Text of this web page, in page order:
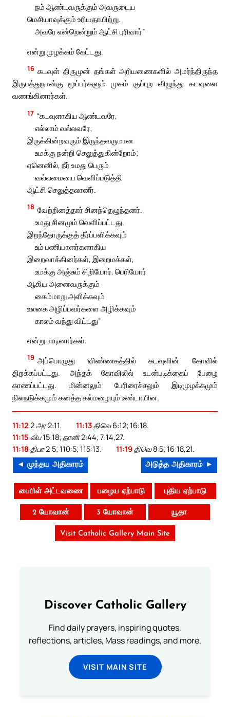
நம் ஆண்டவருக்கும் அவருடைய
மெசியாவுக்கும் உரியதாயிற்று.
அவரே என்றென்றும் ஆட்சி புரிவார்”
என்று முழக்கம் கேட்டது.
16 கடவுள் திருமுன் தங்கள் அரியணைகளில் அமர்ந்திருந்த
இருபத்துநான்கு மூப்பர்களும் முகம் குப்புற விழுந்து கடவுளை
வணங்கினார்கள்.
17 “கடவுளாகிய ஆண்டவரே,
எல்லாம் வல்லவரே,
இருக்கின்றவரும் இருந்தவருமான
உமக்கு நன்றி செலுத்துகின்றோம்;
ஏனெனில், நீர் உமது பெரும்
வல்லமையை வெளிப்படுத்தி
ஆட்சி செலுத்தலானீர்.
18 வேற்றினத்தார் சினந்தெழுந்தனர்.
உமது சினமும் வெளிப்பட்டது.
இறந்தோருக்குத் தீர்ப்பளிக்கவும்
உம் பணியாளர்களாகிய
இறைவாக்கினர்கள், இறைமக்கள்,
உமக்கு அஞ்சும் சிறியோர், பெரியோர்
ஆகிய அனைவருக்கும்
கைம்மாறு அளிக்கவும்
உலகை அழிப்பவர்களை அழிக்கவும்
காலம் வந்து விட்டது”
என்று பாடினார்கள்.
19 அப்பொழுது விண்ணகத்தில் கடவுளின் கோவில்
திறக்கப்பட்டது. அந்தக் கோவிலில் உடன்படிக்கைப் பேழை
காணப்பட்டது. மின்னலும் பேரிரைச்சலும் இடிமுழக்கமும்
நிலநடுக்கமும் கனத்த கல்மழையும் உண்டாயின.
11:12 2 அர 2:11. 11:13திவெ 6:12; 16:18.
11:15 விப 15:18; தானி 2:44; 7:14,27.
11:18 திபா 2:5; 110:5; 115:13. 11:19 திவெ 8:5; 16:18,21.
◄ முந்தய அதிகாரம் அடுத்த அதிகாரம் ►
பைபிள் அட்டவணை பழைய ஏற்பாடு புதிய ஏற்பாடு
2 யோவான் 3 யோவான் யூதா
Visit Catholic Gallery Main Site
Discover Catholic Gallery
Find daily prayers, inspiring quotes,
reflections, articles, Mass readings, and more.
VISIT MAIN SITE